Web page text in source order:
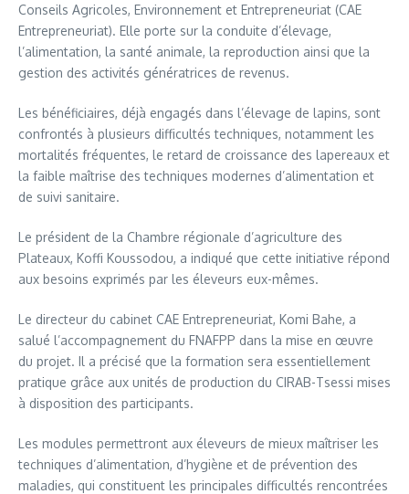
Conseils Agricoles, Environnement et Entrepreneuriat (CAE
Entrepreneuriat). Elle porte sur la conduite d’élevage,
l’alimentation, la santé animale, la reproduction ainsi que la
gestion des activités génératrices de revenus.
Les bénéficiaires, déjà engagés dans l’élevage de lapins, sont
confrontés à plusieurs difficultés techniques, notamment les
mortalités fréquentes, le retard de croissance des lapereaux et
la faible maîtrise des techniques modernes d’alimentation et
de suivi sanitaire.
Le président de la Chambre régionale d’agriculture des
Plateaux, Koffi Koussodou, a indiqué que cette initiative répond
aux besoins exprimés par les éleveurs eux-mêmes.
Le directeur du cabinet CAE Entrepreneuriat, Komi Bahe, a
salué l’accompagnement du FNAFPP dans la mise en œuvre
du projet. Il a précisé que la formation sera essentiellement
pratique grâce aux unités de production du CIRAB-Tsessi mises
à disposition des participants.
Les modules permettront aux éleveurs de mieux maîtriser les
techniques d’alimentation, d’hygiène et de prévention des
maladies, qui constituent les principales difficultés rencontrées